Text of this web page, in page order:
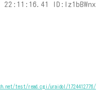
ID:Iz1bBWnx
test/read.cgi/uraidol/1724412776/